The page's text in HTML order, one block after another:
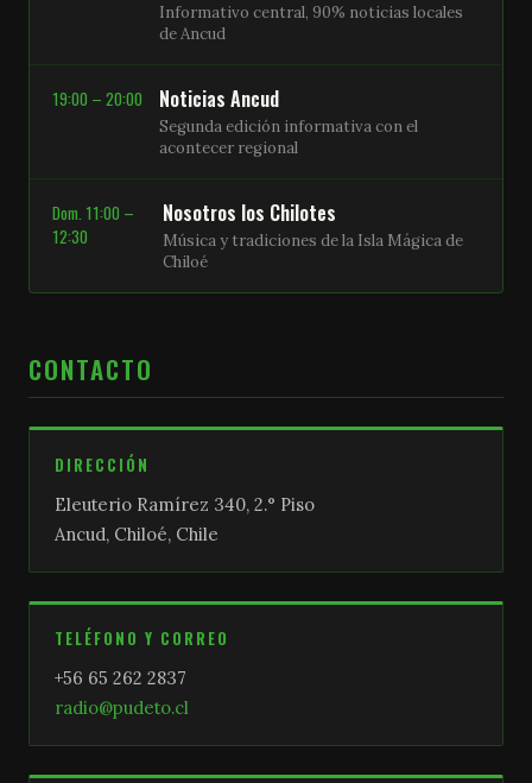
Informativo central, 90% noticias locales
de Ancud
19:00 – 20:00 Noticias Ancud
Segunda edición informativa con el
acontecer regional
Dom. 11:00 –
12:30
Nosotros los Chilotes
Música y tradiciones de la Isla Mágica de
Chiloé
CONTACTO
DIRECCIÓN
Eleuterio Ramírez 340, 2.° Piso
Ancud, Chiloé, Chile
TELÉFONO Y CORREO
+56 65 262 2837
radio@pudeto.cl